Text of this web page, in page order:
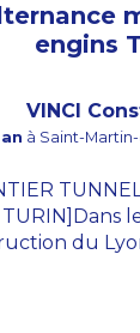
engins
VINCI
an à Saint-
TURIN]Dans
du